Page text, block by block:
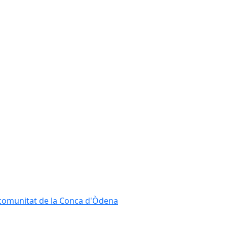
de la Conca d'Òdena